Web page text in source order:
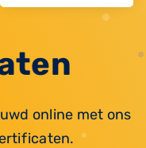
online met ons